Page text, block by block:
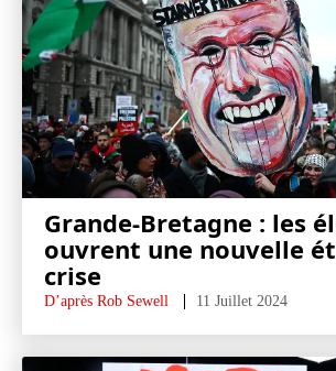
Grande-Bretagne : les
ouvrent une nouvelle
crise
D’après Rob Sewell 11 Juillet 2024